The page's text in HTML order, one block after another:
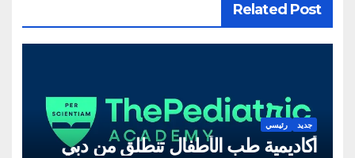
Related Post
جديد رئيسي
أكاديمية طب الأطفال تنطلق من دبي